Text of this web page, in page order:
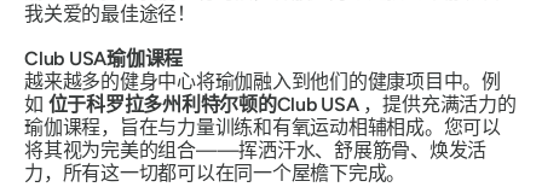
我关爱的最佳途径！
Club USA瑜伽课程
越来越多的健身中心将瑜伽融入到他们的健康项目中。例
如 位于科罗拉多州利特尔顿的Club USA，提供充满活力的
瑜伽课程，旨在与力量训练和有氧运动相辅相成。您可以
将其视为完美的组合——挥洒汗水、舒展筋骨、焕发活
力，所有这一切都可以在同一个屋檐下完成。